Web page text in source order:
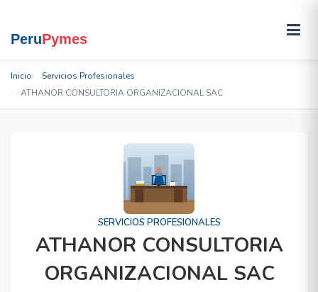
Inicio
Servicios Profesionales
ATHANOR CONSULTORIA ORGANIZACIONAL SAC
SERVICIOS PROFESIONALES
ATHANOR CONSULTORIA
ORGANIZACIONAL SAC